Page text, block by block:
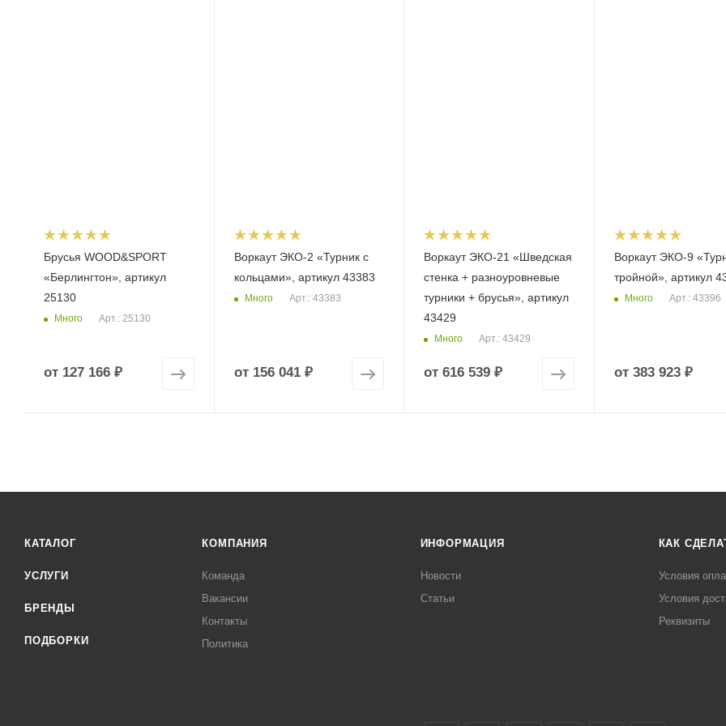
Брусья WOOD&SPORT
«Берлингтон», артикул
25130
Много Арт.: 25130
от 127 166 ₽
Воркаут ЭКО-2 «Турник с
кольцами», артикул 43383
Много Арт.: 43383
от 156 041 ₽
Воркаут ЭКО-21 «Шведская
стенка + разноуровневые
турники + брусья», артикул
43429
Много Арт.: 43429
от 616 539 ₽
Воркаут ЭКО-9
тройной», артикул
Много Арт.: 43396
от 383 923 ₽
КАТАЛОГ
УСЛУГИ
БРЕНДЫ
ПОДБОРКИ
КОМПАНИЯ
Команда
Вакансии
Контакты
Политика
ИНФОРМАЦИЯ
Новости
Статьи
КАК
Условия
Условия
Реквизиты